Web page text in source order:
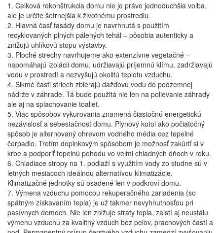
1. Celková rekonštrukcia domu nie je práve jednoduchšia voľba,
ale je určite šetrnejšia k životnému prostrediu.
2. Hlavná časť fasády domu je navrhnutá s použitím
recyklovaných plných pálených tehál – pôsobia autenticky a
znižujú uhlíkovú stopu výstavby.
3. Ploché strechy navrhujeme ako extenzívne vegetačné –
napomáhajú izolácii domu, udržiavajú príjemnú klímu, zadržiavajú
vodu v prostredí a nezvyšujú okolitú teplotu vzduchu.
4. Šikmé časti striech zbierajú dažďovú vodu do podzemnej
nádrže v záhrade. Tá bude použitá nie len na polievanie záhrady
ale aj na splachovanie toaliet.
5. Viac spôsobov vykurovania znamená čiastočnú energetickú
nezávislosť a sebestačnosť domu. Plynový kotol ako počiatočný
spôsob je alternovaný ohrevom vodného média cez tepelné
čerpadlo. Tretím doplnkovým spôsobom je možnosť zakúriť si v
krbe a podporiť tepelnú pohodu vo veľmi chladných dňoch v roku.
6. Chladiace stropy na 1. podlaží s využitím vody zo studne sú v
letných mesiacoch ideálnou alternatívou klimatizácie.
Klimatizačné jednotky sú osadené len v podkroví domu.
7. Výmena vzduchu pomocou rekuperačného zariadenia (so
spätným získavaním tepla) je už takmer nevyhnutnosťou pri
pasívnych domoch. Nie len znižuje straty tepla, zaistí aj neustálu
výmenu vzduchu za kvalitný vzduch bez peľov, prachových častí a